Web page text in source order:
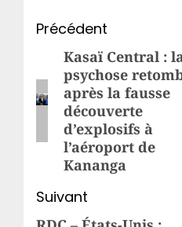
Navigation
d’article
Précédent
Article
précédent:
Kasaï Central :
psychose
après la fausse
découverte
d’explosifs à
l’aéroport de
Kananga
Suivant